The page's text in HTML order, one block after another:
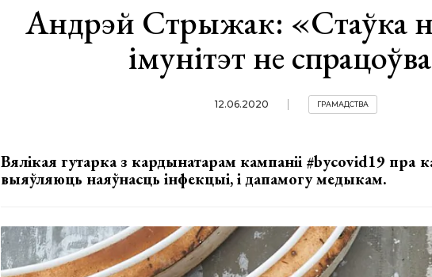
Андрэй Стрыжак: «Стаўка
імунітэт не
12.06.2020 ГРАМАДСТВА
Вялікая гутарка з кардынатарам кампаніі #bycovid19 пра
выяўляюць наяўнасць інфекцыі, і дапамогу медыкам.